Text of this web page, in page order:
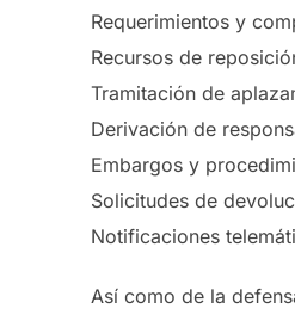
Requerimientos y
Recursos de
Tramitación de
Derivación de
Embargos y
Solicitudes de
Notificaciones
Así como de la